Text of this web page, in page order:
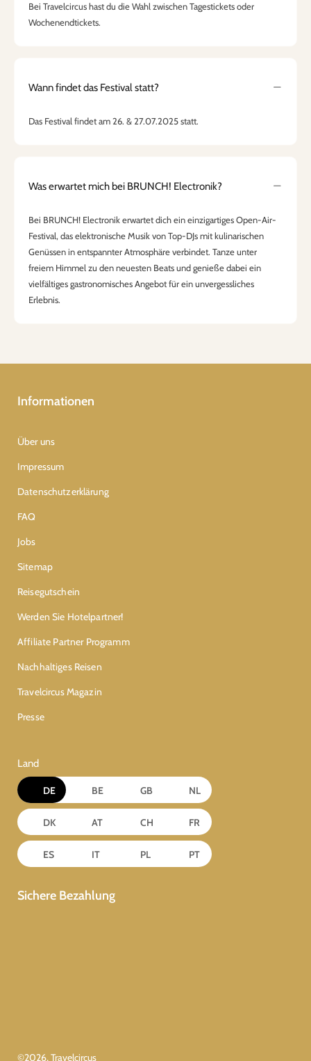
Bei Travelcircus hast du die Wahl zwischen Tagestickets oder
Wochenendtickets.
Wann findet das Festival statt?
Das Festival findet am 26. & 27.07.2025 statt.
Was erwartet mich bei BRUNCH! Electronik?
​Bei BRUNCH! Electronik erwartet dich ein einzigartiges Open-Air-
Festival, das elektronische Musik von Top-DJs mit kulinarischen
Genüssen in entspannter Atmosphäre verbindet. Tanze unter
freiem Himmel zu den neuesten Beats und genieße dabei ein
vielfältiges gastronomisches Angebot für ein unvergessliches
Erlebnis.
Informationen
Über uns
Impressum
Datenschutzerklärung
FAQ
Jobs
Sitemap
Reisegutschein
Werden Sie Hotelpartner!
Affiliate Partner Programm
Nachhaltiges Reisen
Travelcircus Magazin
Presse
Land
DE BE GB NL
DK AT CH FR
ES IT PL PT
Sichere Bezahlung
©2026, Travelcircus